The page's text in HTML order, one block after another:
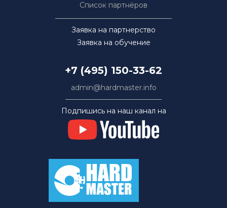
Список партнёров
Заявка на партнерство
Заявка на обучение
+7 (495) 150-33-62
admin@hardmaster.info
Подпишись на наш канал на